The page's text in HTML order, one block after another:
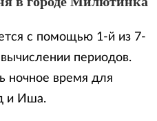
с помощью 1-й из 7-
периодов.
ночное время для
и Иша.